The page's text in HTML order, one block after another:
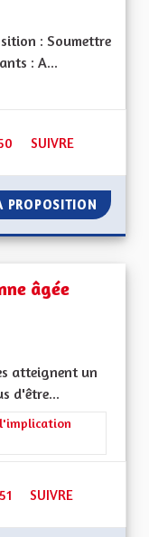
: Soumettre
: A...
50 ABONNÉS
SUIVRE
PROPOSITION
âgée
atteignent un
d'être...
solidarités, les soins
l'implication
51 51 ABONNÉS
SUIVRE